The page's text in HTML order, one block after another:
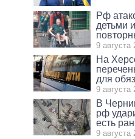
Рф
детьми
9 августа
На
для
9 августа
В
рф
есть
9 августа